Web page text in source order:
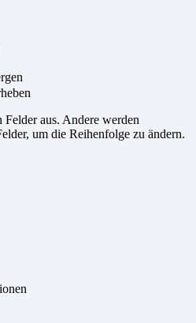
aus. Andere werden
um die Reihenfolge zu ändern.